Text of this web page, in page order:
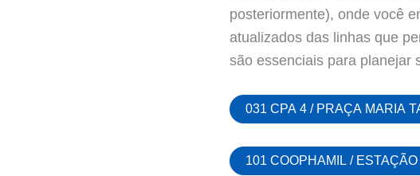
posteriormente), onde você
atualizados das linhas que
são essenciais para planejar
031 CPA 4 / PRAÇA MARIA
101 COOPHAMIL /